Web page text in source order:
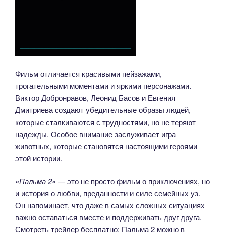
Фильм отличается красивыми пейзажами,
трогательными моментами и яркими персонажами.
Виктор Добронравов, Леонид Басов и Евгения
Дмитриева создают убедительные образы людей,
которые сталкиваются с трудностями, но не теряют
надежды. Особое внимание заслуживает игра
животных, которые становятся настоящими героями
этой истории.
«Пальма 2» — это не просто фильм о приключениях, но
и история о любви, преданности и силе семейных уз.
Он напоминает, что даже в самых сложных ситуациях
важно оставаться вместе и поддерживать друг друга.
Смотреть трейлер бесплатно: Пальма 2 можно в